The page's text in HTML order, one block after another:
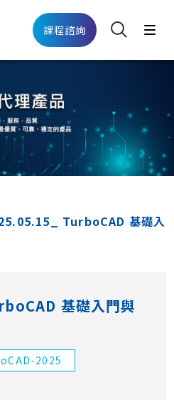
課程諮詢
TurboCAD 基礎入
基礎入門與
2025